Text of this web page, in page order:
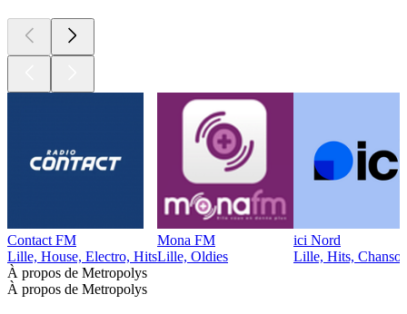
Contact FM
Lille, House, Electro, Hits
Mona FM
Lille, Oldies
ici Nord
Lille, Hits,
À propos de Metropolys
À propos de Metropolys